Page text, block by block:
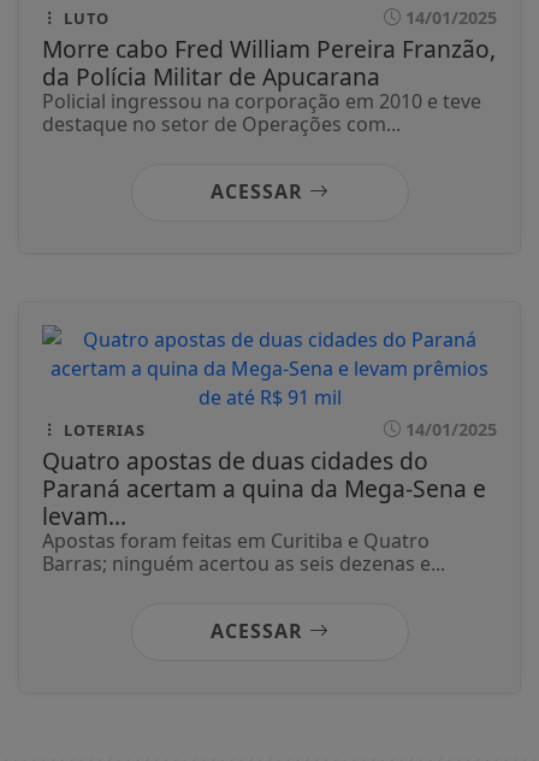
LUTO 14/01/2025
Morre cabo Fred William Pereira Franzão,
da Polícia Militar de Apucarana
Policial ingressou na corporação em 2010 e teve
destaque no setor de Operações com...
ACESSAR
LOTERIAS 14/01/2025
Quatro apostas de duas cidades do
Paraná acertam a quina da Mega-Sena e
levam...
Apostas foram feitas em Curitiba e Quatro
Barras; ninguém acertou as seis dezenas e...
ACESSAR